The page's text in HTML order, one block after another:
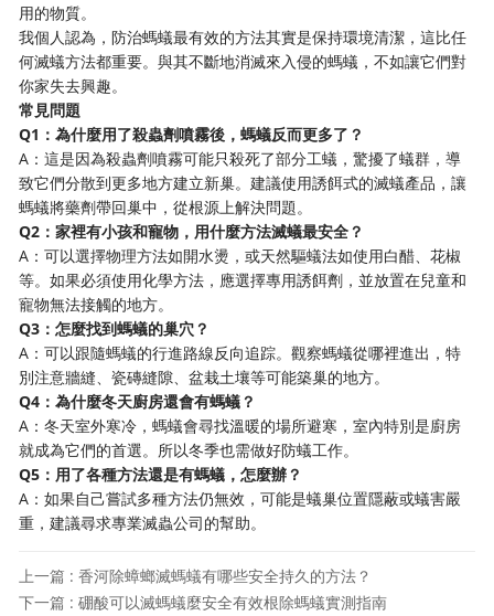
用的物質。
我個人認為，防治螞蟻最有效的方法其實是保持環境清潔，這比任
何滅蟻方法都重要。與其不斷地消滅來入侵的螞蟻，不如讓它們對
你家失去興趣。
常見問題
Q1：為什麼用了殺蟲劑噴霧後，螞蟻反而更多了？
A：這是因為殺蟲劑噴霧可能只殺死了部分工蟻，驚擾了蟻群，導
致它們分散到更多地方建立新巢。建議使用誘餌式的滅蟻產品，讓
螞蟻將藥劑帶回巢中，從根源上解決問題。
Q2：家裡有小孩和寵物，用什麼方法滅蟻最安全？
A：可以選擇物理方法如開水燙，或天然驅蟻法如使用白醋、花椒
等。如果必須使用化學方法，應選擇專用誘餌劑，並放置在兒童和
寵物無法接觸的地方。
Q3：怎麼找到螞蟻的巢穴？
A：可以跟隨螞蟻的行進路線反向追踪。觀察螞蟻從哪裡進出，特
別注意牆縫、瓷磚縫隙、盆栽土壤等可能築巢的地方。
Q4：為什麼冬天廚房還會有螞蟻？
A：冬天室外寒冷，螞蟻會尋找溫暖的場所避寒，室內特別是廚房
就成為它們的首選。所以冬季也需做好防蟻工作。
Q5：用了各種方法還是有螞蟻，怎麼辦？
A：如果自己嘗試多種方法仍無效，可能是蟻巢位置隱蔽或蟻害嚴
重，建議尋求專業滅蟲公司的幫助。
上一篇 : 香河除蟑螂滅螞蟻有哪些安全持久的方法？
下一篇 : 硼酸可以滅螞蟻麼安全有效根除螞蟻實測指南